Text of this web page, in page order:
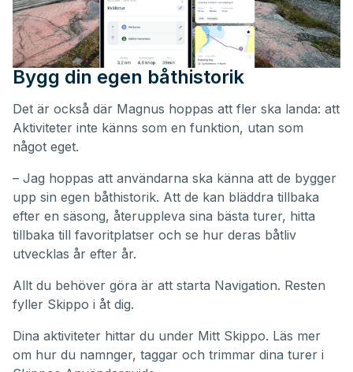
Bygg din egen båthistorik
Det är också där Magnus hoppas att fler ska landa: att
Aktiviteter inte känns som en funktion, utan som
något eget.
– Jag hoppas att användarna ska känna att de bygger
upp sin egen båthistorik. Att de kan bläddra tillbaka
efter en säsong, återuppleva sina bästa turer, hitta
tillbaka till favoritplatser och se hur deras båtliv
utvecklas år efter år.
Allt du behöver göra är att starta Navigation. Resten
fyller Skippo i åt dig.
Dina aktiviteter hittar du under Mitt Skippo. Läs mer
om hur du namnger, taggar och trimmar dina turer i